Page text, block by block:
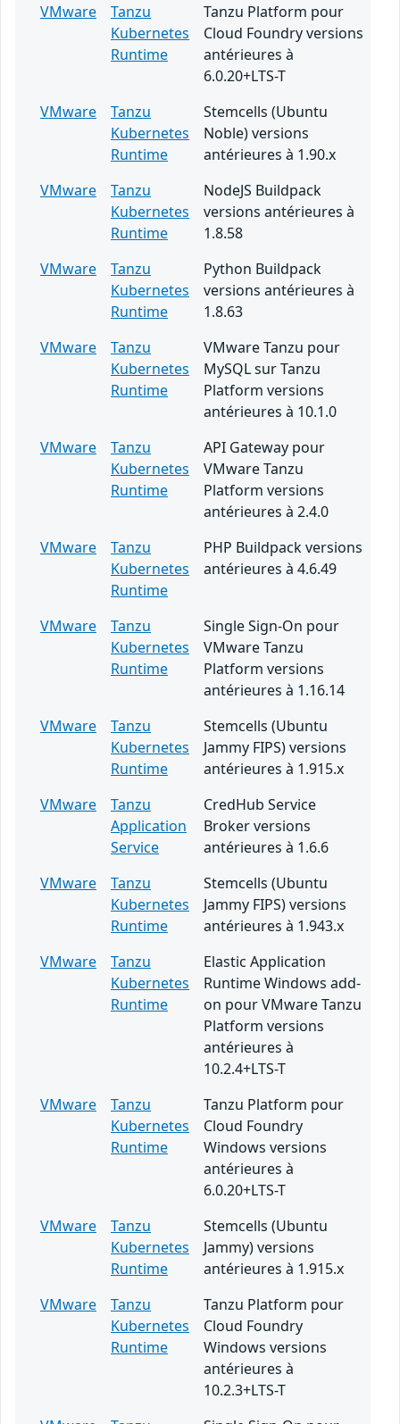
VMware
Tanzu
Kubernetes
Runtime
Tanzu Platform pour
Cloud Foundry versions
antérieures à
6.0.20+LTS-T
VMware
Tanzu
Kubernetes
Runtime
Stemcells (Ubuntu
Noble) versions
antérieures à 1.90.x
VMware
Tanzu
Kubernetes
Runtime
NodeJS Buildpack
versions antérieures à
1.8.58
VMware
Tanzu
Kubernetes
Runtime
Python Buildpack
versions antérieures à
1.8.63
VMware
Tanzu
Kubernetes
Runtime
VMware Tanzu pour
MySQL sur Tanzu
Platform versions
antérieures à 10.1.0
VMware
Tanzu
Kubernetes
Runtime
API Gateway pour
VMware Tanzu
Platform versions
antérieures à 2.4.0
VMware
Tanzu
Kubernetes
Runtime
PHP Buildpack versions
antérieures à 4.6.49
VMware
Tanzu
Kubernetes
Runtime
Single Sign-On pour
VMware Tanzu
Platform versions
antérieures à 1.16.14
VMware
Tanzu
Kubernetes
Runtime
Stemcells (Ubuntu
Jammy FIPS) versions
antérieures à 1.915.x
VMware
Tanzu
Application
Service
CredHub Service
Broker versions
antérieures à 1.6.6
VMware
Tanzu
Kubernetes
Runtime
Stemcells (Ubuntu
Jammy FIPS) versions
antérieures à 1.943.x
VMware
Tanzu
Kubernetes
Runtime
Elastic Application
Runtime Windows add-
on pour VMware Tanzu
Platform versions
antérieures à
10.2.4+LTS-T
VMware
Tanzu
Kubernetes
Runtime
Tanzu Platform pour
Cloud Foundry
Windows versions
antérieures à
6.0.20+LTS-T
VMware
Tanzu
Kubernetes
Runtime
Stemcells (Ubuntu
Jammy) versions
antérieures à 1.915.x
VMware
Tanzu
Kubernetes
Runtime
Tanzu Platform pour
Cloud Foundry
Windows versions
antérieures à
10.2.3+LTS-T